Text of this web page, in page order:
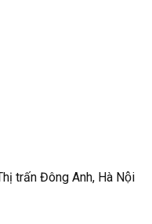
trấn Đông Anh, Hà Nội